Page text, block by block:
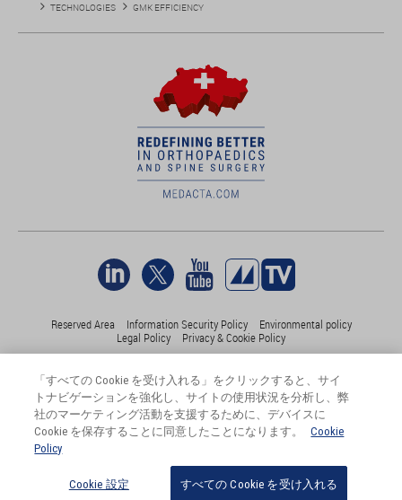
TECHNOLOGIES GMK EFFICIENCY
Reserved Area Information Security Policy
Environmental policy
Legal Policy
Privacy & Cookie Policy
©Medacta International 2017-2026. 無断複写・転載を禁じます。.
すべての商標はそれぞれの所有者に帰属し、少なくともスイス
では登録されています。
「すべての Cookie を受け入れる」をクリックすると、サイ
トナビゲーションを強化し、サイトの使用状況を分析し、弊
社のマーケティング活動を支援するために、デバイスに
Cookie を保存することに同意したことになります。
Cookie
Policy
Cookie 設定 すべての Cookie を受け入れる